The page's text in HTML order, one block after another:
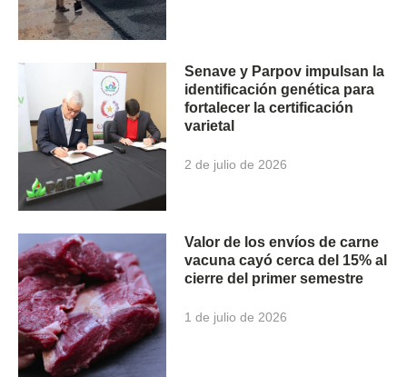
Senave y Parpov impulsan la
identificación genética para
fortalecer la certificación
varietal
2 de julio de 2026
Valor de los envíos de carne
vacuna cayó cerca del 15% al
cierre del primer semestre
1 de julio de 2026